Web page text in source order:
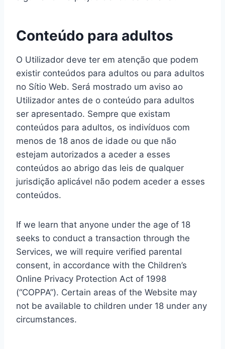
Conteúdo para adultos
O Utilizador deve ter em atenção que podem
existir conteúdos para adultos ou para adultos
no Sítio Web. Será mostrado um aviso ao
Utilizador antes de o conteúdo para adultos
ser apresentado. Sempre que existam
conteúdos para adultos, os indivíduos com
menos de 18 anos de idade ou que não
estejam autorizados a aceder a esses
conteúdos ao abrigo das leis de qualquer
jurisdição aplicável não podem aceder a esses
conteúdos.
If we learn that anyone under the age of 18
seeks to conduct a transaction through the
Services, we will require verified parental
consent, in accordance with the Children’s
Online Privacy Protection Act of 1998
(“COPPA”). Certain areas of the Website may
not be available to children under 18 under any
circumstances.